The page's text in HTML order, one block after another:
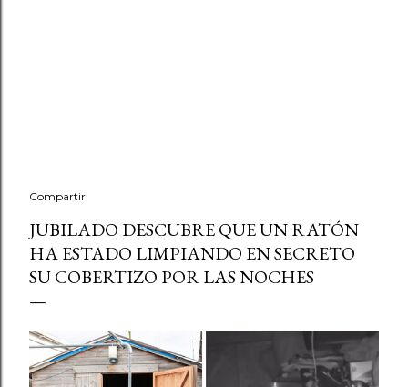
Compartir
JUBILADO DESCUBRE QUE UN RATÓN
HA ESTADO LIMPIANDO EN SECRETO
SU COBERTIZO POR LAS NOCHES